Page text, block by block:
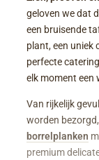
geloven we dat
een bruisende
plant, een uniek
perfecte
elk moment een
Van rijkelijk
worden
borrelplanken
premium